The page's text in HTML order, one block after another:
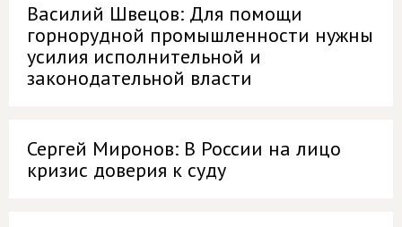
Василий Швецов: Для помощи
горнорудной промышленности нужны
усилия исполнительной и
законодательной власти
Сергей Миронов: В России на лицо
кризис доверия к суду